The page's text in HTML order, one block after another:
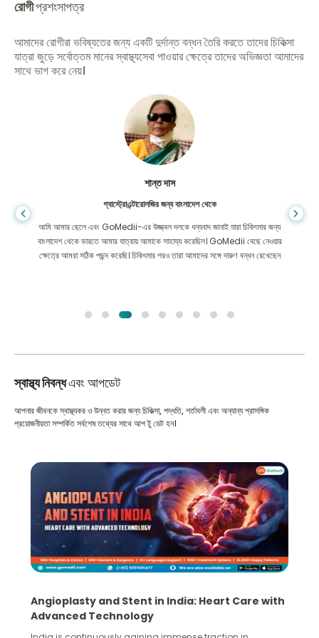
রোগীপ্রশংসাপত্র
আমাদের রোগীরা ভবিষ্যতের জন্য একটি দুর্দান্ত বন্ধন তৈরি করতে তাদের চিকিত্সা
যাত্রা জুড়ে সর্বোত্তম মানের স্বাস্থ্যসেবা পাওয়ার ক্ষেত্রে তাদের অভিজ্ঞতা আমাদের
সাথে ভাগ করে নেয়।
শান্ত দাস
গ্যাস্ট্রোএন্টারোলজির জন্য বাংলাদেশ থেকে
আমি আমার ছেলে এবং GoMedii-এর উজ্জ্বল দলকে ধন্যবাদ জানাই যারা চিকিৎসার জন্য
বাংলাদেশ থেকে ভারতে আমার যাত্রায় আমাকে সাহায্য করেছিল। GoMedii বেছে নেওয়ার
ক্ষেত্রে আমরা সঠিক পছন্দ করেছি। চিকিৎসার পরও তারা আমাদের সঙ্গে দারুণ বন্ধন রেখেছেন
স্বাস্থ্য নিবন্ধএবং আপডেট
আপনার জীবনকে স্বাস্থ্যকর ও উন্নত করার জন্য চিকিত্সা, পদ্ধতি, শর্তাবলী এবং অন্যান্য প্রাসঙ্গিক
প্রয়োজনীয়তা সম্পর্কিত সর্বশেষ তথ্যের সাথে আপ টু ডেট হন।
5 Essential Steps for Effective Human Sperm
Collection and Processing Methods